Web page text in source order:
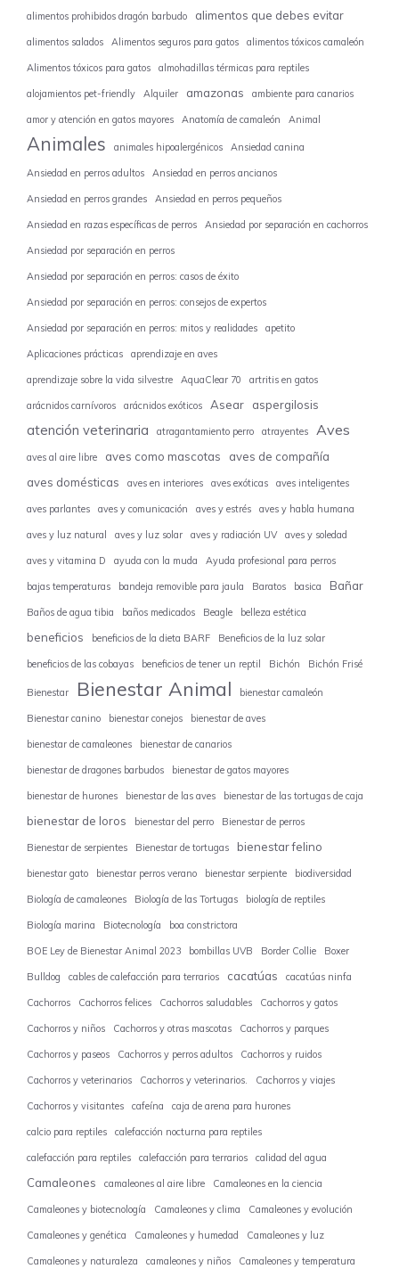
alimentos prohibidos dragón barbudo alimentos que debes evitar
alimentos salados Alimentos seguros para gatos alimentos tóxicos camaleón
Alimentos tóxicos para gatos almohadillas térmicas para reptiles
alojamientos pet-friendly Alquiler amazonas ambiente para canarios
amor y atención en gatos mayores Anatomía de camaleón Animal
Animales animales hipoalergénicos Ansiedad canina
Ansiedad en perros adultos Ansiedad en perros ancianos
Ansiedad en perros grandes Ansiedad en perros pequeños
Ansiedad en razas específicas de perros Ansiedad por separación en cachorros
Ansiedad por separación en perros
Ansiedad por separación en perros: casos de éxito
Ansiedad por separación en perros: consejos de expertos
Ansiedad por separación en perros: mitos y realidades apetito
Aplicaciones prácticas aprendizaje en aves
aprendizaje sobre la vida silvestre AquaClear 70 artritis en gatos
arácnidos carnívoros arácnidos exóticos Asear aspergilosis
atención veterinaria atragantamiento perro atrayentes Aves
aves al aire libre aves como mascotas
aves de compañía
aves domésticas
aves en interiores aves exóticas aves inteligentes
aves parlantes aves y comunicación aves y estrés aves y habla humana
aves y luz natural aves y luz solar aves y radiación UV aves y soledad
aves y vitamina D ayuda con la muda Ayuda profesional para perros
bajas temperaturas bandeja removible para jaula Baratos basica Bañar
Baños de agua tibia baños medicados Beagle belleza estética
beneficios beneficios de la dieta BARF Beneficios de la luz solar
beneficios de las cobayas beneficios de tener un reptil Bichón Bichón Frisé
Bienestar Bienestar Animal bienestar camaleón
Bienestar canino bienestar conejos bienestar de aves
bienestar de camaleones bienestar de canarios
bienestar de dragones barbudos bienestar de gatos mayores
bienestar de hurones bienestar de las aves bienestar de las tortugas de caja
bienestar de loros bienestar del perro Bienestar de perros
Bienestar de serpientes Bienestar de tortugas bienestar felino
bienestar gato bienestar perros verano bienestar serpiente biodiversidad
Biología de camaleones Biología de las Tortugas biología de reptiles
Biología marina Biotecnología boa constrictora
BOE Ley de Bienestar Animal 2023 bombillas UVB Border Collie Boxer
Bulldog cables de calefacción para terrarios cacatúas cacatúas ninfa
Cachorros Cachorros felices Cachorros saludables Cachorros y gatos
Cachorros y niños Cachorros y otras mascotas Cachorros y parques
Cachorros y paseos Cachorros y perros adultos Cachorros y ruidos
Cachorros y veterinarios Cachorros y veterinarios. Cachorros y viajes
Cachorros y visitantes cafeína caja de arena para hurones
calcio para reptiles calefacción nocturna para reptiles
calefacción para reptiles calefacción para terrarios calidad del agua
Camaleones camaleones al aire libre Camaleones en la ciencia
Camaleones y biotecnología Camaleones y clima Camaleones y evolución
Camaleones y genética Camaleones y humedad Camaleones y luz
Camaleones y naturaleza camaleones y niños Camaleones y temperatura